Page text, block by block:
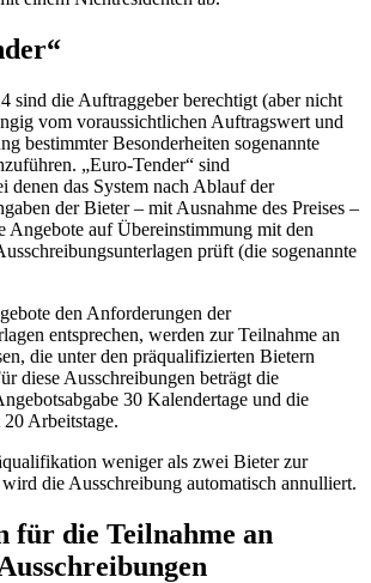
sind die Auftraggeber berechtigt (aber nicht
vom voraussichtlichen Auftragswert und
bestimmter Besonderheiten sogenannte
„Euro-Tender“ sind
denen das System nach Ablauf der
der Bieter – mit Ausnahme des Preises –
Angebote auf Übereinstimmung mit den
prüft (die sogenannte
den Anforderungen der
entsprechen, werden zur Teilnahme an
die unter den präqualifizierten Bietern
diese Ausschreibungen beträgt die
30 Kalendertage und die
Arbeitstage.
weniger als zwei Bieter zur
die Ausschreibung automatisch annulliert.
für die Teilnahme an